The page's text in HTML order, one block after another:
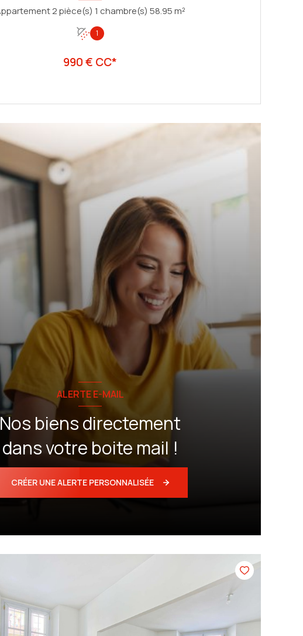
Appartement 2 pièce(s) 1 chambre(s) 58.95 m²
1
990 € CC*
ALERTE E-MAIL
Nos biens directement
dans votre boite mail !
CRÉER UNE ALERTE PERSONNALISÉE